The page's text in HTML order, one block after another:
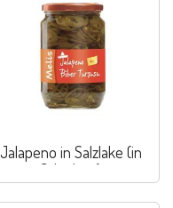
Jalapeno in Salzlake (in
Scheiben)